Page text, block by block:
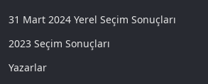
31 Mart 2024 Yerel Seçim Sonuçları
2023 Seçim Sonuçları
Yazarlar